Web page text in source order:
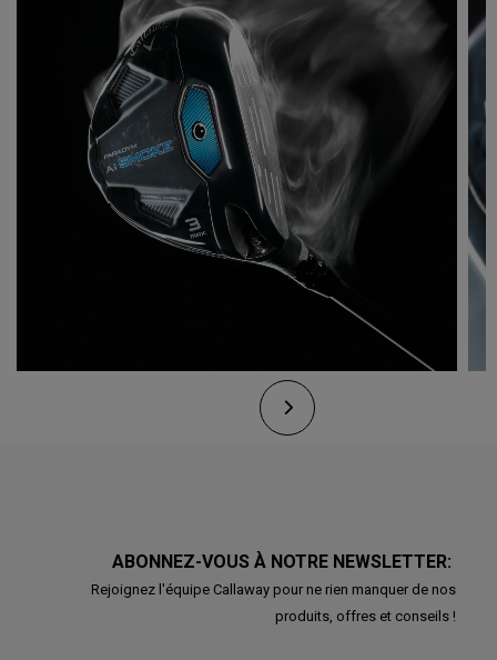
ABONNEZ-VOUS À NOTRE NEWSLETTER:
Rejoignez l'équipe Callaway pour ne rien manquer de nos
produits, offres et conseils !